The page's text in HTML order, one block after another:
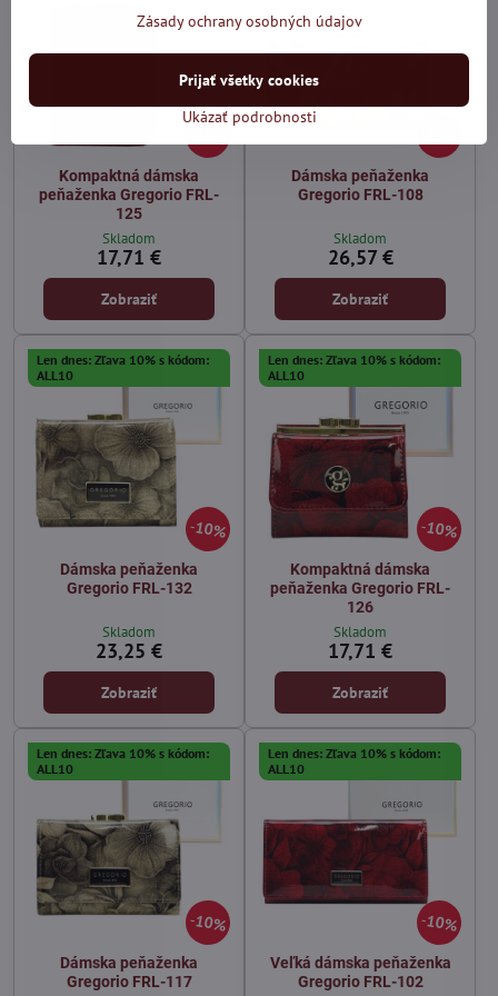
Kompaktná dámska
peňaženka Gregorio FRL-
125
Skladom
17,71 €
Zobraziť
Dámska peňaženka
Gregorio FRL-108
Skladom
26,57 €
Zobraziť
10%
Len dnes: Zľava 10% s kódom:
ALL10
Dámska peňaženka
Gregorio FRL-132
Skladom
23,25 €
Zobraziť
10%
Len dnes: Zľava 10% s kódom:
ALL10
Kompaktná dámska
peňaženka Gregorio FRL-
126
Skladom
17,71 €
Zobraziť
10%
Len dnes: Zľava 10% s kódom:
ALL10
Dámska peňaženka
Gregorio FRL-117
10%
Len dnes: Zľava 10% s kódom:
ALL10
Veľká dámska peňaženka
Gregorio FRL-102
Zásady ochrany osobných údajov
Ukázať podrobnosti
Prijať všetky cookies